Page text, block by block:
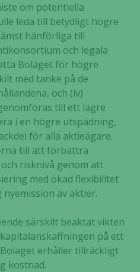
om potentiella
leda till betydligt högre
hänförliga till
och legala
Bolaget för högre
med tanke på de
och (iv)
till ett lägre
i en högre utspädning,
för alla aktieägare.
till att förbättra
risknivå genom att
med ökad flexibilitet
av aktier.
särskilt beaktat vikten
på ett
erhåller tillräckligt
kostnad.